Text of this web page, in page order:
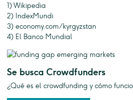
1) Wikipedia
2) IndexMundi
3) economy.com/kyrgyzstan
4) El Banco Mundial
Se busca Crowdfunders
¿Qué es el crowdfunding y cómo